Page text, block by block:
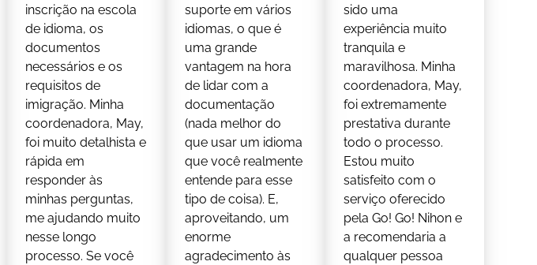
inscrição na escola
de idioma, os
documentos
necessários e os
requisitos de
imigração. Minha
coordenadora, May,
foi muito detalhista e
rápida em
responder às
minhas perguntas,
me ajudando muito
nesse longo
processo. Se você
suporte em vários
idiomas, o que é
uma grande
vantagem na hora
de lidar com a
documentação
(nada melhor do
que usar um idioma
que você realmente
entende para esse
tipo de coisa). E,
aproveitando, um
enorme
agradecimento às
sido uma
experiência muito
tranquila e
maravilhosa. Minha
coordenadora, May,
foi extremamente
prestativa durante
todo o processo.
Estou muito
satisfeito com o
serviço oferecido
pela Go! Go! Nihon e
a recomendaria a
qualquer pessoa